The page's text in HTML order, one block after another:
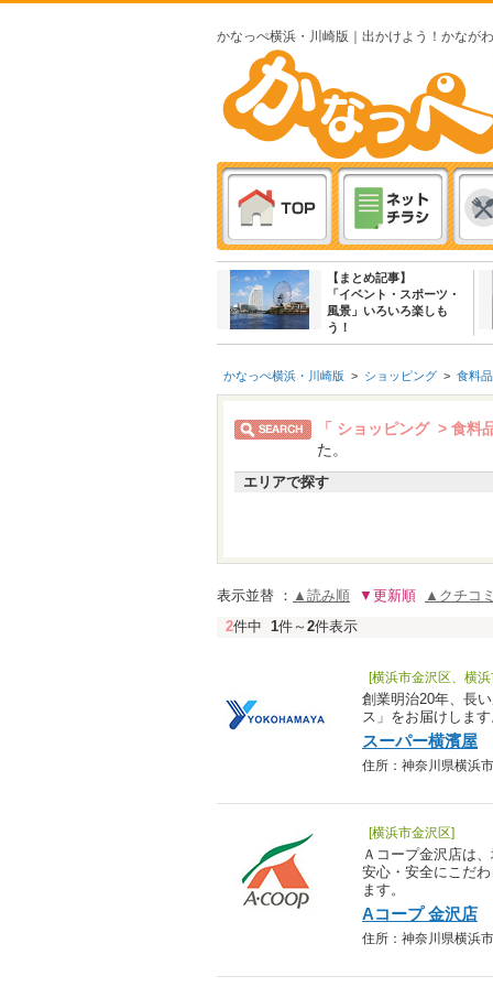
かなっぺ横浜・川崎版｜出かけよう！かなが
【まとめ記事】
「イベント・スポーツ・
風景」いろいろ楽しも
う！
かなっぺ横浜・川崎版 > ショッピング > 食料
「 ショッピング > 食料
た。
エリアで探す
表示並替 ： ▲読み順 ▼更新順 ▲クチコ
2件中 1件～ 2件表示
[横浜市金沢区、横
創業明治20年、長
ス」をお届けします
スーパー横濱屋
住所：神奈川県横浜
[横浜市金沢区]
Ａコープ金沢店は
安心・安全にこだ
ます。
Aコープ 金沢店
住所：神奈川県横浜